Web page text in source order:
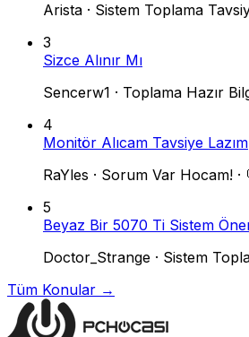
Arista · Sistem Toplama
3
Sizce Alınır Mı
Sencerw1 · Toplama Hazır
4
Monitör Alıcam Tavsiye Lazım
RaYles · Sorum Var Hocam! ·
5
Beyaz Bir 5070 Ti Sistem
Doctor_Strange · Sistem
Tüm Konular →